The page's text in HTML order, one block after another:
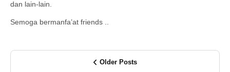
dan lain-lain.
Semoga bermanfa’at friends ..
Older Posts